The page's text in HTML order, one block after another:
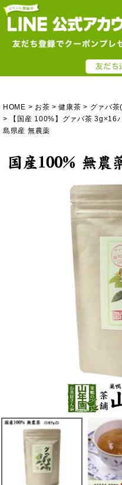
HOME お茶 健康茶
グァバ
【国産 100%】グァバ茶 3g×16
島県産 無農薬